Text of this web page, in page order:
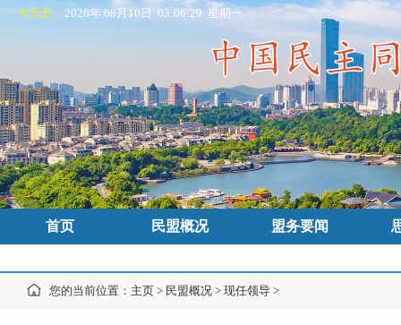
今天是： 2026年 08月10日 03:06:30 星期一
首页 民盟概况 盟务要闻
您的当前位置： 主页 > 民盟概况 > 现任领导 >